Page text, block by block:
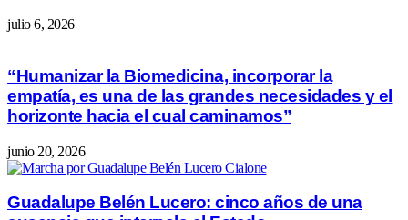
julio 6, 2026
“Humanizar la Biomedicina, incorporar la
empatía, es una de las grandes necesidades y el
horizonte hacia el cual caminamos”
junio 20, 2026
Guadalupe Belén Lucero: cinco años de una